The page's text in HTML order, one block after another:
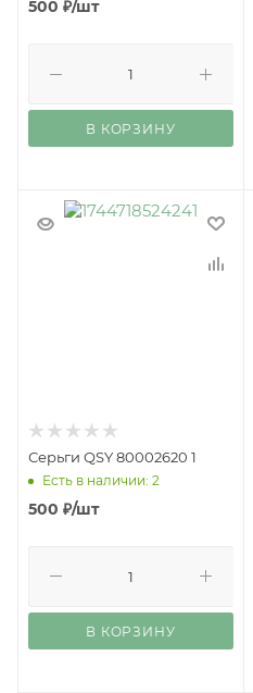
500 ₽/шт
В КОРЗИНУ
Серьги QSY 80002620 1
Есть в наличии: 2
500 ₽/шт
В КОРЗИНУ